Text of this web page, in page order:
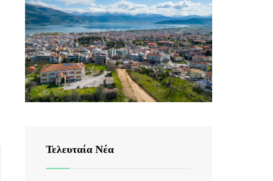
Τελευταία Νέα